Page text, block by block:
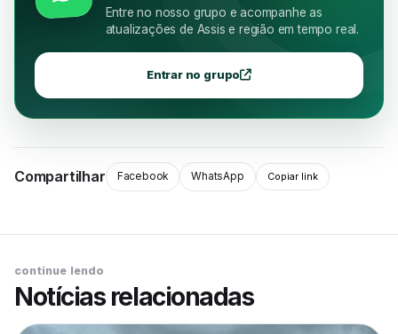
Entre no nosso grupo e acompanhe as
atualizações de Assis e região em tempo real.
Entrar no grupo
Compartilhar Facebook WhatsApp Copiar link
continue lendo
Notícias relacionadas